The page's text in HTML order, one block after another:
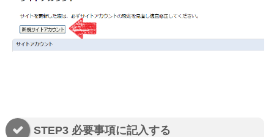
STEP3 必要事項に記入する